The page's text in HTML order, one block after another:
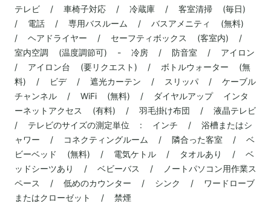
テレビ / 車椅子対応 / 冷蔵庫 / 客室清掃 (毎日)
/ 電話 / 専用バスルーム / バスアメニティ (無料)
/ ヘアドライヤー / セーフティボックス (客室内) /
室内空調 (温度調節可) - 冷房 / 防音室 / アイロン
/ アイロン台 (要リクエスト) / ボトルウォーター (無
料) / ビデ / 遮光カーテン / スリッパ / ケーブル
チャンネル / WiFi (無料) / ダイヤルアップ インタ
ーネットアクセス (有料) / 羽毛掛け布団 / 液晶テレビ
/ テレビのサイズの測定単位 : インチ / 浴槽またはシ
ャワー / コネクティングルーム / 隣合った客室 / ベ
ビーベッド (無料) / 電気ケトル / タオルあり / ベ
ッドシーツあり / ベビーバス / ノートパソコン用作業ス
ペース / 低めのカウンター / シンク / ワードローブ
またはクローゼット / 禁煙